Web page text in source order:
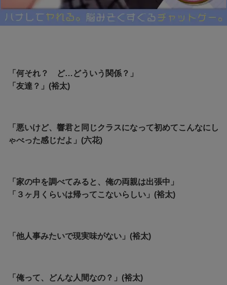
「何それ？ ど…どういう関係？」
「友達？」(裕太)
「悪いけど、響君と同じクラスになって初めてこんなにし
ゃべった感じだよ」(六花)
「家の中を調べてみると、俺の両親は出張中」
「３ヶ月くらいは帰ってこないらしい」(裕太)
「他人事みたいで現実味がない」(裕太)
「俺って、どんな人間なの？」(裕太)